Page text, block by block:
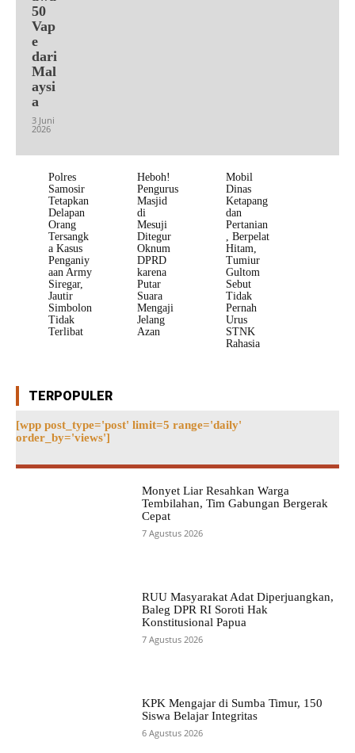
50
Vap
e
dari
Mal
aysi
a
3 Juni
2026
Polres
Samosir
Tetapkan
Delapan
Orang
Tersangk
a Kasus
Penganiy
aan Army
Siregar,
Jautir
Simbolon
Tidak
Terlibat
Heboh!
Pengurus
Masjid
di
Mesuji
Ditegur
Oknum
DPRD
karena
Putar
Suara
Mengaji
Jelang
Azan
Mobil
Dinas
Ketapang
dan
Pertanian
, Berpelat
Hitam,
Tumiur
Gultom
Sebut
Tidak
Pernah
Urus
STNK
Rahasia
TERPOPULER
[wpp post_type='post' limit=5 range='daily'
order_by='views']
Monyet Liar Resahkan Warga
Tembilahan, Tim Gabungan Bergerak
Cepat
7 Agustus 2026
RUU Masyarakat Adat Diperjuangkan,
Baleg DPR RI Soroti Hak
Konstitusional Papua
7 Agustus 2026
KPK Mengajar di Sumba Timur, 150
Siswa Belajar Integritas
6 Agustus 2026